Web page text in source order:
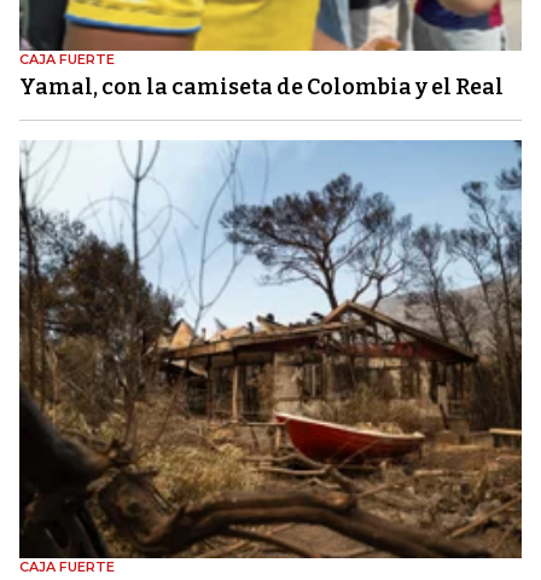
CAJA FUERTE
Yamal, con la camiseta de Colombia y el Real
CAJA FUERTE